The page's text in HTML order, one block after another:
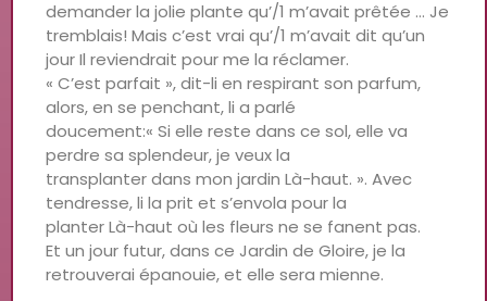
demander la jolie plante qu’/1 m’avait prêtée … Je
tremblais! Mais c’est vrai qu’/1 m’avait dit qu’un
jour Il reviendrait pour me la réclamer.
« C’est parfait », dit-li en respirant son parfum,
alors, en se penchant, li a parlé
doucement:« Si elle reste dans ce sol, elle va
perdre sa splendeur, je veux la
transplanter dans mon jardin Là-haut. ». Avec
tendresse, li la prit et s’envola pour la
planter Là-haut où les fleurs ne se fanent pas.
Et un jour futur, dans ce Jardin de Gloire, je la
retrouverai épanouie, et elle sera mienne.